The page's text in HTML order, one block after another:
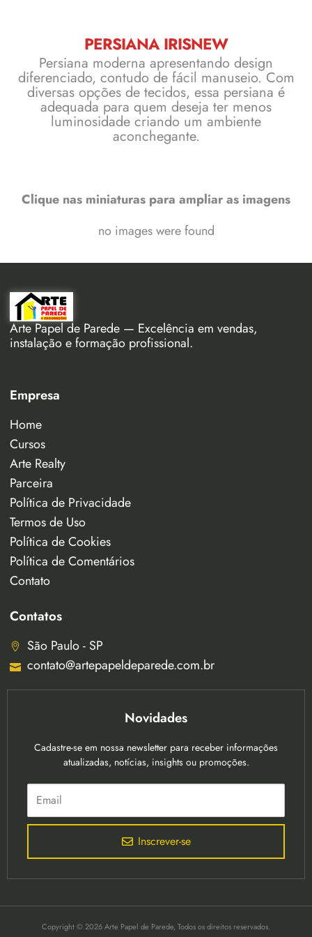
PERSIANA IRISNEW
Persiana moderna apresentando design
diferenciado, contudo de fácil manuseio. Com
diversas opções de tecidos, essa persiana é
adequada para quem deseja ter menos
luminosidade criando um ambiente
aconchegante.
Clique nas miniaturas para ampliar as imagens
no images were found
Arte Papel de Parede — Excelência em vendas,
instalação e formação profissional.
Empresa
Home
Cursos
Arte Realty
Parceira
Política de Privacidade
Termos de Uso
Política de Cookies
Política de Comentários
Contato
Contatos
São Paulo - SP
contato@artepapeldeparede.com.br
Novidades
Cadastre-se em nossa newsletter para receber informações
atualizadas, notícias, insights ou promoções.
Inscrever-se
Copyright © 2026 Arte Papel de Parede, Todos os direitos reservados.